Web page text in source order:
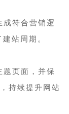
符合营销逻
站周期。
页面，并保
持续提升网站